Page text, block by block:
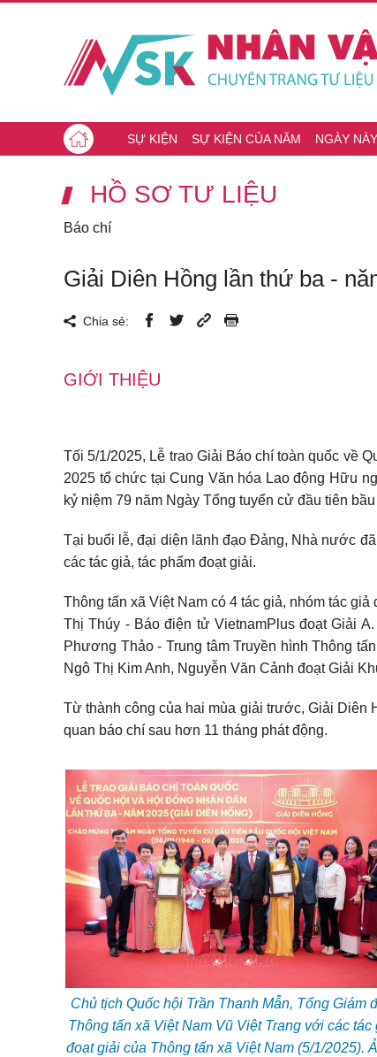
SỰ KIỆN SỰ KIỆN CỦA NĂM NGÀY
HỒ SƠ TƯ LIỆU
Báo chí
Giải Diên Hồng lần thứ ba -
Chia sẻ:
GIỚI THIỆU
Tối 5/1/2025, Lễ trao Giải Báo chí toàn quốc về
2025 tổ chức tại Cung Văn hóa Lao động Hữu
kỷ niệm 79 năm Ngày Tổng tuyển cử đầu tiên
Tại buổi lễ, đại diện lãnh đạo Đảng, Nhà nước
các tác giả, tác phẩm đoạt giải.
Thông tấn xã Việt Nam có 4 tác giả, nhóm tác
Thị Thúy - Báo điện tử VietnamPlus đoạt Giải
Phương Thảo - Trung tâm Truyền hình Thông
Ngô Thị Kim Anh, Nguyễn Văn Cảnh đoạt Giải
Chủ tịch Quốc hội Trần Thanh Mẫn, Tổng Giám
Thông tấn xã Việt Nam Vũ Việt Trang với các tác
đoạt giải của Thông tấn xã Việt Nam (5/1/2025).
Từ thành công của hai mùa giải trước, Giải Diên
quan báo chí sau hơn 11 tháng phát động.